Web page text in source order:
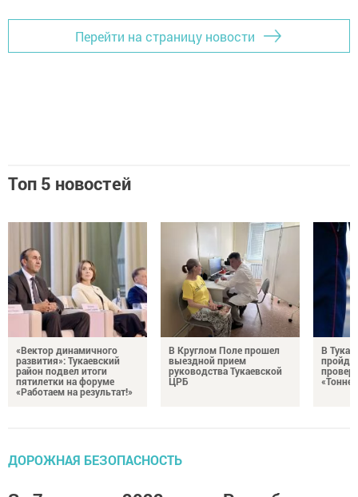
Перейти на страницу новости
Топ 5 новостей
«Вектор динамичного
развития»: Тукаевский
район подвел итоги
пятилетки на форуме
«Работаем на результат!»
В Круглом Поле прошел
выездной прием
руководства Тукаевской
ЦРБ
В
ДОРОЖНАЯ БЕЗОПАСНОСТЬ